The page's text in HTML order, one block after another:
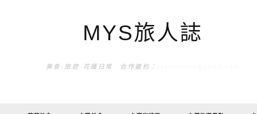
MYS旅人誌
美食x旅遊x花蓮日常 合作邀約：sekainomys@gmail.com